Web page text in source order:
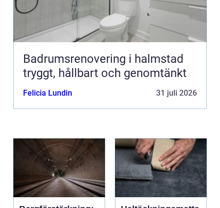
Badrumsrenovering i halmstad
tryggt, hållbart och genomtänkt
Felicia Lundin 31 juli 2026